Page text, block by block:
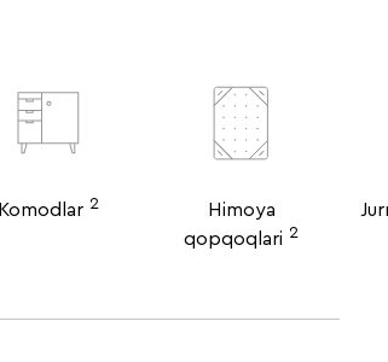
Komodlar 2
Himoya
qopqoqlari 2